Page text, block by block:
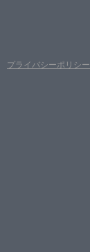
プライバシーポリシー